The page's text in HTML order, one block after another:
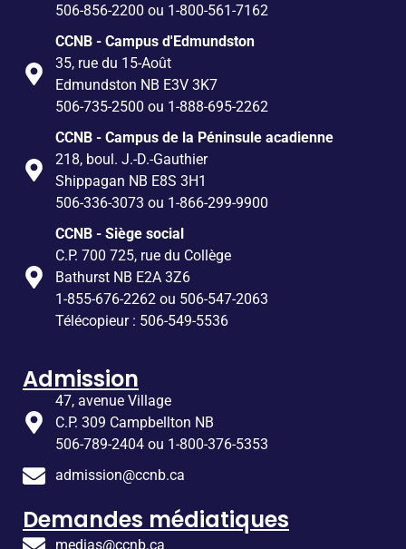
506-856-2200 ou 1-800-561-7162
CCNB - Campus d'Edmundston
35, rue du 15-Août
Edmundston NB E3V 3K7
506-735-2500 ou 1-888-695-2262
CCNB - Campus de la Péninsule acadienne
218, boul. J.-D.-Gauthier
Shippagan NB E8S 3H1
506-336-3073 ou 1-866-299-9900
CCNB - Siège social
C.P. 700 725, rue du Collège
Bathurst NB E2A 3Z6
1-855-676-2262 ou 506-547-2063
Télécopieur : 506-549-5536
Admission
47, avenue Village
C.P. 309 Campbellton NB
506-789-2404 ou 1-800-376-5353
admission@ccnb.ca
Demandes médiatiques
medias@ccnb.ca